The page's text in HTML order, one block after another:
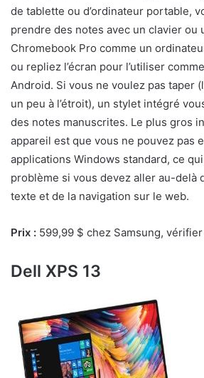
de tablette ou d’ordinateur portable,
prendre des notes avec un clavier ou
Chromebook Pro comme un
ou repliez l’écran pour l’utiliser
Android. Si vous ne voulez pas taper
un peu à l’étroit), un stylet intégré
des notes manuscrites. Le plus gros
appareil est que vous ne pouvez pas
applications Windows standard, ce
problème si vous devez aller au-delà
texte et de la navigation sur le web.
Prix : 599,99 $ chez Samsung,
Dell XPS 13